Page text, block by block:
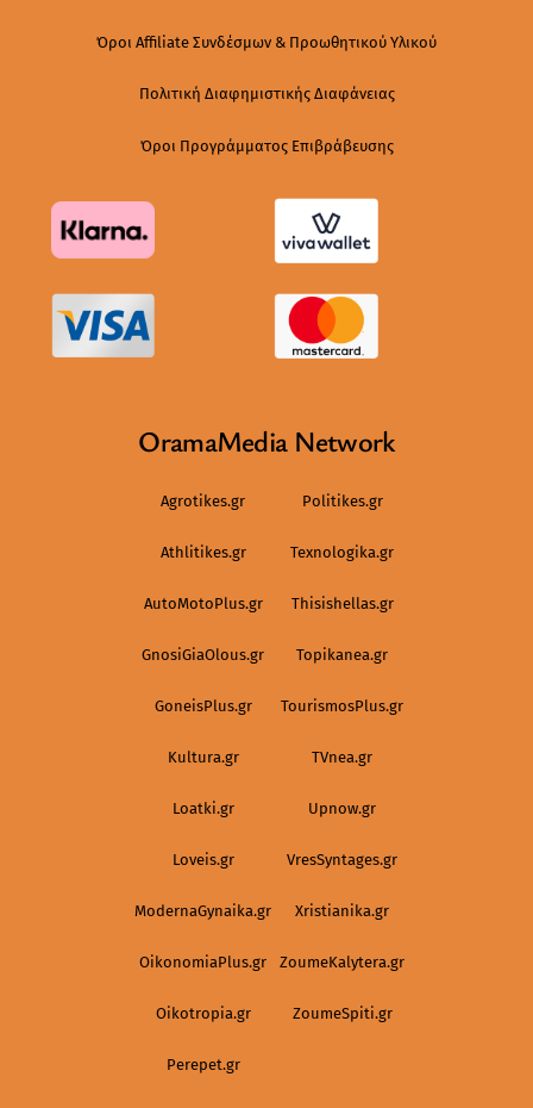
Όροι Affiliate Συνδέσμων & Προωθητικού Υλικού
Πολιτική Διαφημιστικής Διαφάνειας
Όροι Προγράμματος Επιβράβευσης
OramaMedia Network
Agrotikes.gr Politikes.gr
Athlitikes.gr Texnologika.gr
AutoMotoPlus.gr Thisishellas.gr
GnosiGiaOlous.gr Topikanea.gr
GoneisPlus.gr TourismosPlus.gr
Kultura.gr TVnea.gr
Loatki.gr Upnow.gr
Loveis.gr VresSyntages.gr
ModernaGynaika.gr Xristianika.gr
OikonomiaPlus.gr ZoumeKalytera.gr
Oikotropia.gr ZoumeSpiti.gr
Perepet.gr